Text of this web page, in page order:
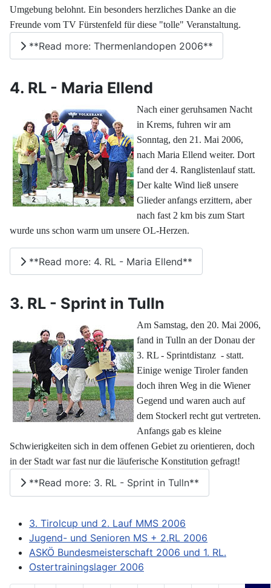
Umgebung belohnt. Ein besonders herzliches Danke an die
Freunde vom TV Fürstenfeld für diese "tolle" Veranstaltung.
**Read more: Thermenlandopen 2006**
4. RL - Maria Ellend
Nach einer geruhsamen Nacht
in Krems, fuhren wir am
Sonntag, den 21. Mai 2006,
nach Maria Ellend weiter. Dort
fand der 4. Ranglistenlauf statt.
Der kalte Wind ließ unsere
Glieder anfangs erzittern, aber
nach fast 2 km bis zum Start
wurde uns schon warm um unsere OL-Herzen.
**Read more: 4. RL - Maria Ellend**
3. RL - Sprint in Tulln
Am Samstag, den 20. Mai 2006,
fand in Tulln an der Donau der
3. RL - Sprintdistanz - statt.
Einige wenige Tiroler fanden
doch ihren Weg in die Wiener
Gegend und waren auch auf
dem Stockerl recht gut vertreten.
Anfangs gab es kleine
Schwierigkeiten sich in dem offenen Gebiet zu orientieren, doch
in der Stadt war fast nur die läuferische Konstitution gefragt!
**Read more: 3. RL - Sprint in Tulln**
3. Tirolcup und 2. Lauf MMS 2006
Jugend- und Senioren MS + 2.RL 2006
ASKÖ Bundesmeisterschaft 2006 und 1. RL.
Ostertrainingslager 2006